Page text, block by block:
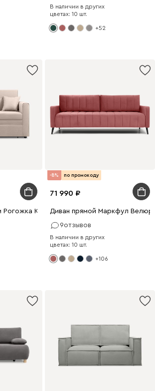
В наличии в других
цветах: 10 шт.
+52
Рогожка Кремовый
-8% по промокоду
71 990
Диван прямой Маркфул Велюр
9отзывов
В наличии в других
цветах: 10 шт.
+106